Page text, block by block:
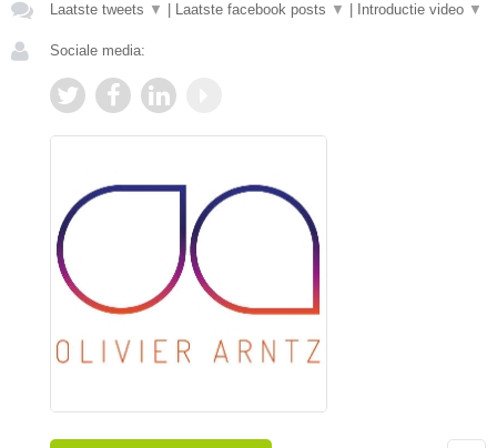
Laatste tweets ▼ Laatste facebook posts ▼ Introductie video ▼
Sociale media: